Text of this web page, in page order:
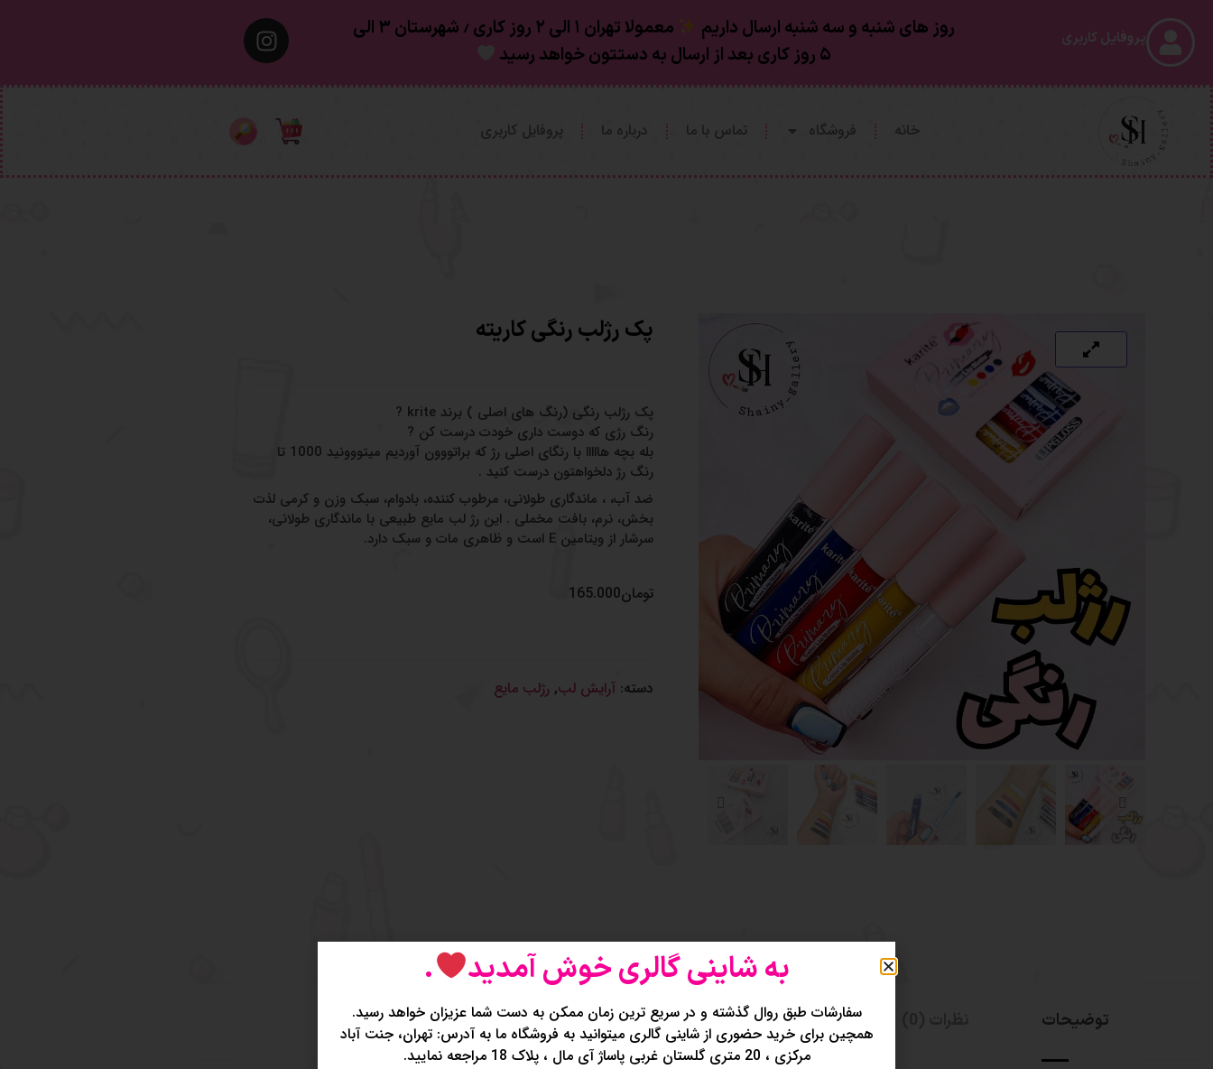
پروفایل کاربری روز های شنبه و سه شنبه ارسال داریم
معمولا تهران ۱ الی ۲ روز‌ کاری ٫ شهرستان ۳ الی
۵ روز کاری بعد از ارسال به دستتون خواهد رسید
خانه فروشگاه تماس با ما درباره ما پروفایل کاربری
پک رژلب رنگی کاریته
پک رژلب رنگی (رنگ های اصلی ) برند krite ?
رنگ رژی که دوست داری خودت درست کن ?
بله بچه هااااا با رنگای اصلی رژ که براتووون آوردیم میتووونید 1000 تا
رنگ رژ دلخواهتون درست کنید .
ضد آب، ، ماندگاری طولانی، مرطوب کننده، بادوام، سبک وزن و کرمی لذت
بخش، نرم، بافت مخملی . این رژ لب مایع طبیعی با ماندگاری طولانی،
سرشار از ویتامین E است و ظاهری مات و سبک دارد.
تومان165.000
دسته: آرایش لب, رژلب مایع
توضیحات
به شاینی گالری خوش آمدید .
سفارشات طبق روال گذشته و در سریع ترین زمان ممکن به دست شما عزیزان خواهد رسید.
همچین برای خرید حضوری از شاینی گالری میتوانید به فروشگاه ما به آدرس: تهران، جنت آباد
مرکزی ، 20 متری گلستان غربی پاساژ آی مال ، پلاک 18 مراجعه نمایید.